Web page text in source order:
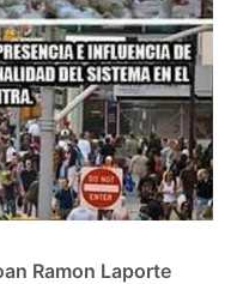
Ramon Laporte